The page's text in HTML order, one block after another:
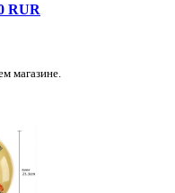
RUR
магазине.